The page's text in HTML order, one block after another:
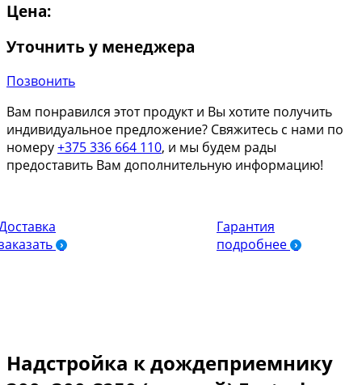
Цена:
Уточнить у менеджера
Позвонить
Вам понравился этот продукт и Вы хотите получить
индивидуальное предложение? Свяжитесь с нами по
номеру+375 336 664 110, и мы будем рады
предоставить Вам дополнительную информацию!
Гарантия
подробнее
Надстройка к дождеприемнику